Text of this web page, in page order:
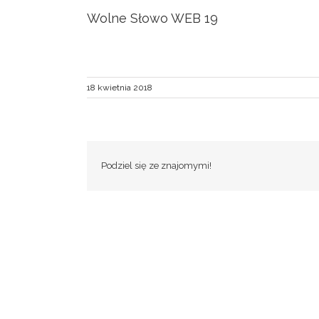
Wolne Słowo WEB 19
18 kwietnia 2018
Podziel się ze znajomymi!